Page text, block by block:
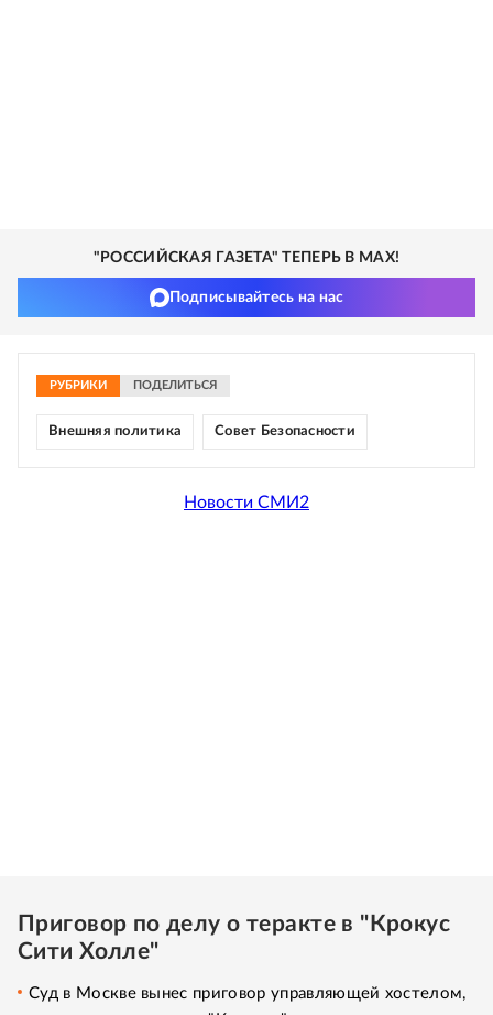
"РОССИЙСКАЯ ГАЗЕТА" ТЕПЕРЬ В MAX!
Подписывайтесь на нас
РУБРИКИ ПОДЕЛИТЬСЯ
Внешняя политика Совет Безопасности
Новости СМИ2
Приговор по делу о теракте в "Крокус
Сити Холле"
Суд в Москве вынес приговор управляющей хостелом,